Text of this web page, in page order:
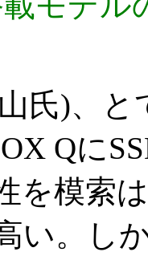
氏)、と
Qに
を模索
い。し